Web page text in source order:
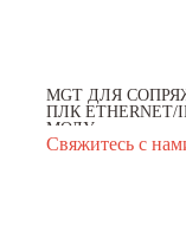
MGT ДЛЯ
ПЛК ETHERNET/
МОДУ...
Свяжитесь с